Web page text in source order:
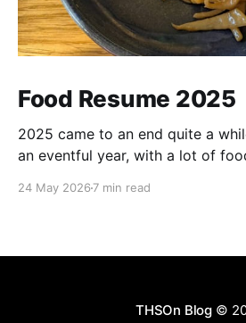
Food Resume 2025
2025 came to an end quite a
an eventful year, with a lot of
although with also good amount
24 May 2026 7 min read
THSOn Blog©